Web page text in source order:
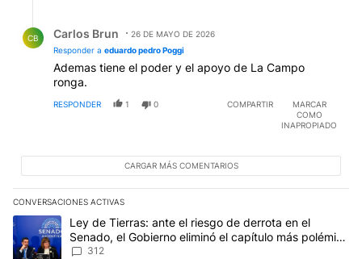
CB Carlos Brun
26 DE MAYO DE 2026
Responder a eduardo pedro Poggi
Ademas tiene el poder y el apoyo de La Campo
ronga.
RESPONDER 1 0 COMPARTIR
MARCAR
COMO
INAPROPIADO
CARGAR MÁS COMENTARIOS
CONVERSACIONES ACTIVAS
Este listado muestra los artículos con más comentarios en los
Un artículo de tendencia con el título "Ley de Tierras: ante el
Ley de Tierras: ante el riesgo de derrota en el
Senado, el Gobierno eliminó el capítulo más polémico
del proyecto
312